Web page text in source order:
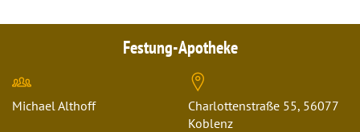
Festung-Apotheke
Michael Althoff
Charlottenstraße 55, 56077
Koblenz